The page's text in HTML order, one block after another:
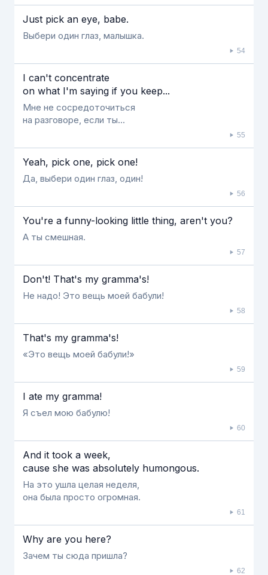
Just pick an eye, babe.
Выбери один глаз, малышка.
54
I can't concentrate
on what I'm saying if you keep...
Мне не сосредоточиться
на разговоре, если ты...
55
Yeah, pick one, pick one!
Да, выбери один глаз, один!
56
You're a funny-looking little thing, aren't you?
А ты смешная.
57
Don't! That's my gramma's!
Не надо! Это вещь моей бабули!
58
That's my gramma's!
«Это вещь моей бабули!»
59
I ate my gramma!
Я съел мою бабулю!
60
And it took a week,
cause she was absolutely humongous.
На это ушла целая неделя,
она была просто огромная.
61
Why are you here?
Зачем ты сюда пришла?
62